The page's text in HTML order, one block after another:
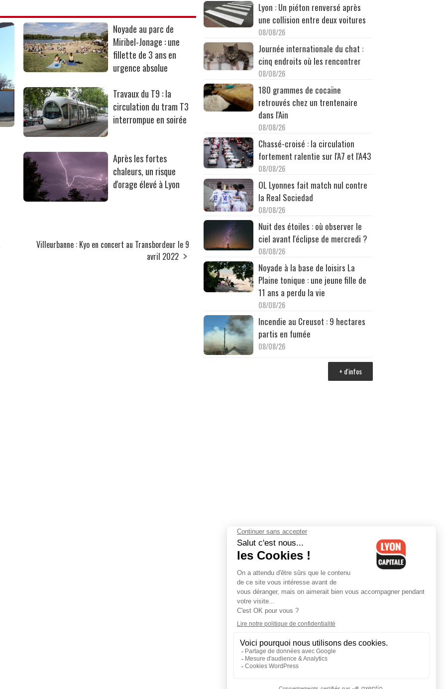
Noyade au parc de
Miribel-Jonage : une
fillette de 3 ans en
urgence absolue
Travaux du T9 : la
circulation du tram T3
interrompue en soirée
Après les fortes
chaleurs, un risque
d'orage élevé à Lyon
Villeurbanne : Kyo en concert au Transbordeur le 9
avril 2022
Lyon : Un piéton renversé après
une collision entre deux voitures
08/08/26
Journée internationale du chat :
cinq endroits où les rencontrer
08/08/26
180 grammes de cocaïne
retrouvés chez un trentenaire
dans l'Ain
08/08/26
Chassé-croisé : la circulation
fortement ralentie sur l'A7 et l'A43
08/08/26
OL Lyonnes fait match nul contre
la Real Sociedad
08/08/26
Nuit des étoiles : où observer le
ciel avant l'éclipse de mercredi ?
08/08/26
Noyade à la base de loisirs La
Plaine tonique : une jeune fille de
11 ans a perdu la vie
08/08/26
Incendie au Creusot : 9 hectares
partis en fumée
08/08/26
+ d'infos